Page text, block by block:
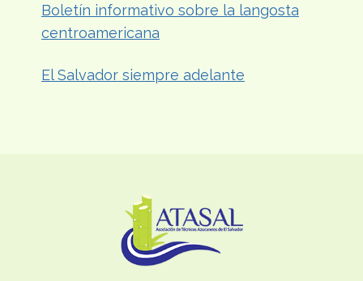
Boletín informativo sobre la langosta
centroamericana
El Salvador siempre adelante